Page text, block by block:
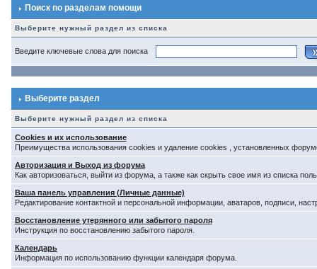
Поиск по разделам помощи
Выберите нужный раздел из списка
Введите ключевые слова для поиска
Выберите раздел
Выберите нужный раздел из списка
Cookies и их использование
Преимущества использования cookies и удаление cookies , установленных
Авторизация и Выход из форума
Как авторизоваться, выйти из форума, а также как скрыть свое имя из списка
Ваша панель управления (Личные данные)
Редактирование контактной и персональной информации, аватаров, подписи,
Восстановление утерянного или забытого пароля
Инструкция по восстановлению забытого пароля.
Календарь
Информация по использованию функции календаря форума.